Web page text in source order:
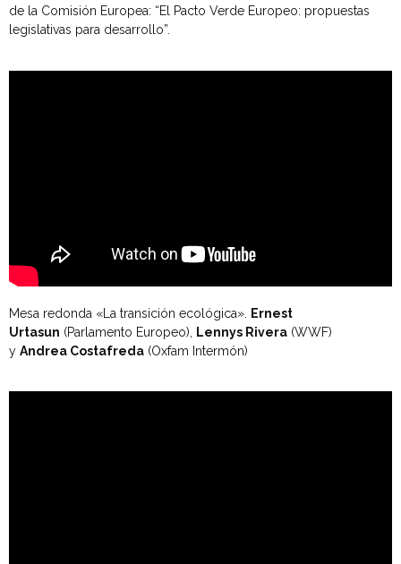
de la Comisión Europea: “El Pacto Verde Europeo: propuestas
legislativas para desarrollo”.
Mesa redonda «La transición ecológica». Ernest
Urtasun (Parlamento Europeo), Lennys Rivera (WWF)
y Andrea Costafreda (Oxfam Intermón)